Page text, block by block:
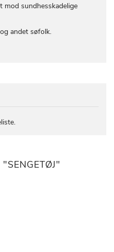
mod sundhesskadelige
andet søfolk.